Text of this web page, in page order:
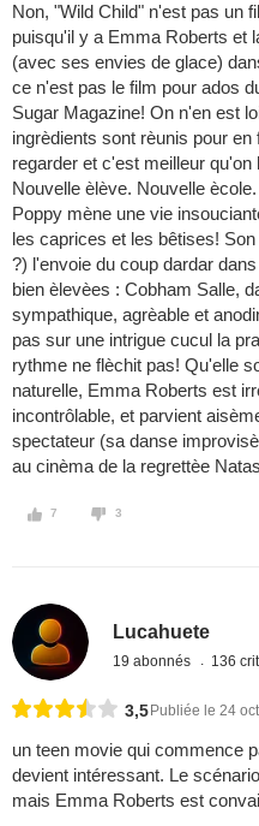
Non, "Wild Child" n'est pas un
puisqu'il y a Emma Roberts et
(avec ses envies de glace)
ce n'est pas le film pour ados
Sugar Magazine! On n'en est
ingrèdients sont rèunis pour
regarder et c'est meilleur
Nouvelle èlève. Nouvelle
Poppy mène une vie
les caprices et les bêtises!
?) l'envoie du coup dardar
bien èlevèes : Cobham Salle,
sympathique, agrèable et
pas sur une intrigue cucul la
rythme ne flèchit pas! Qu'elle
naturelle, Emma Roberts est
incontrôlable, et parvient
spectateur (sa danse
au cinèma de la regrettèe
7 3
Lucahuete
19 abonnés 136
3,5 Publiée le 24
un teen movie qui commence
devient intéressant. Le
mais Emma Roberts est